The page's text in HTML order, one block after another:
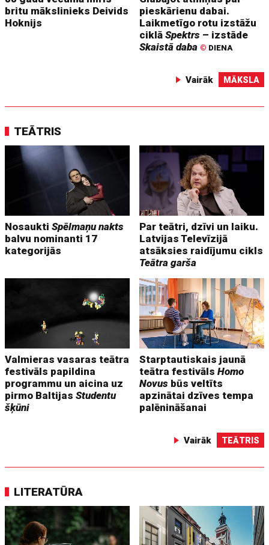
britu mākslinieks Deivids
Hoknijs
pieskārienu dabai.
Laikmetīgo rotu izstāžu
ciklāSpektrs – izstāde
Skaistā daba © DIENA
Vairāk MĀKSLA
TEĀTRIS
NosauktiSpēlmaņu nakts
balvu nominanti 17
kategorijās
Par teātri, dzīvi un laiku.
Latvijas Televīzijā
atsāksies raidījumu cikls
Teātra garša
Valmieras vasaras teātra
festivāls papildina
programmu un aicina uz
pirmo BaltijasStudentu
šķūni
Starptautiskais jaunā
teātra festivālsHomo
Novus būs veltīts
apzinātai dzīves tempa
palēnināšanai
Vairāk TEĀTRIS
LITERATŪRA